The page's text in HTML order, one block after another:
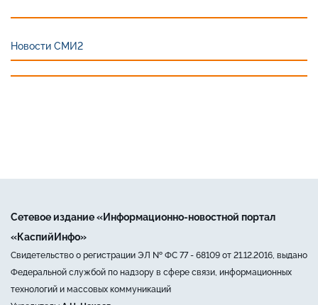
Новости СМИ2
Сетевое издание «Информационно-новостной портал
«КаспийИнфо»
Свидетельство о регистрации ЭЛ № ФС 77 - 68109 от 21.12.2016, выдано
Федеральной службой по надзору в сфере связи, информационных
технологий и массовых коммуникаций